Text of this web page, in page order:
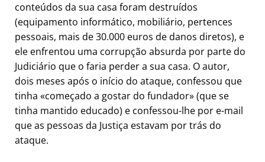
conteúdos da sua casa foram destruídos
(equipamento informático, mobiliário, pertences
pessoais, mais de 30.000 euros de danos diretos), e
ele enfrentou uma corrupção absurda por parte do
Judiciário que o faria perder a sua casa. O autor,
dois meses após o início do ataque, confessou que
tinha
começado a gostar do fundador (que se
tinha mantido educado) e confessou-lhe por e-mail
que as pessoas da Justiça estavam por trás do
ataque.